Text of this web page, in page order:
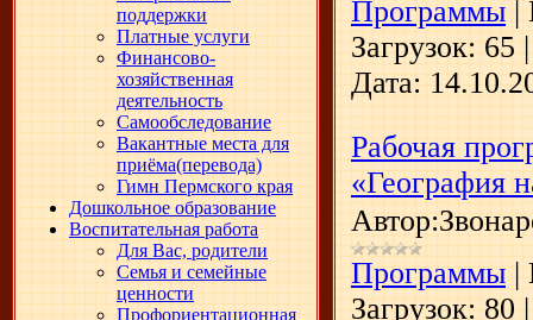
поддержки
Платные услуги
Финансово-
хозяйственная
деятельность
Самообследование
Вакантные места для
приёма(перевода)
Гимн Пермского края
Дошкольное образование
Воспитательная работа
Для Вас, родители
Семья и семейные
ценности
Профориентационная
Программы |
Загрузок: 65
Дата:
Рабочая
«География
Программы |
Загрузок: 80